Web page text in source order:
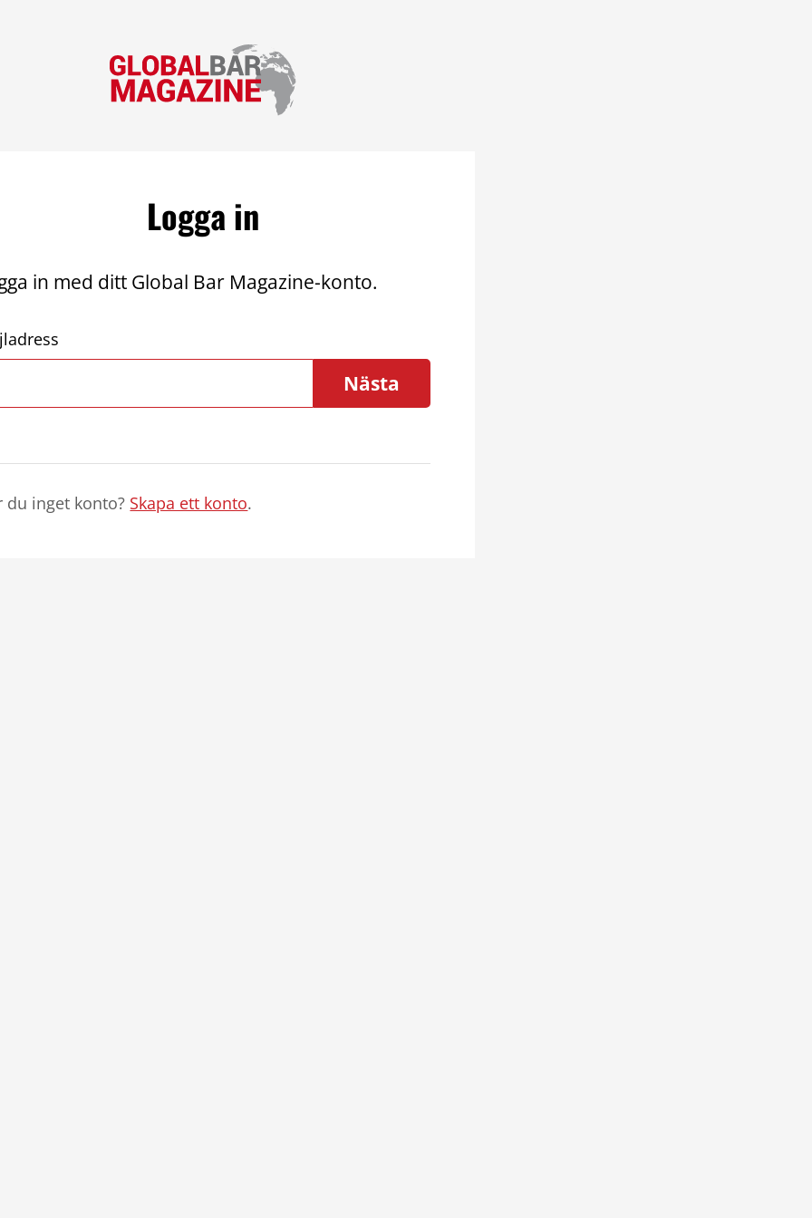
Logga in
in med ditt Global Bar Magazine-konto.
Nästa
du inget konto? Skapa ett konto.